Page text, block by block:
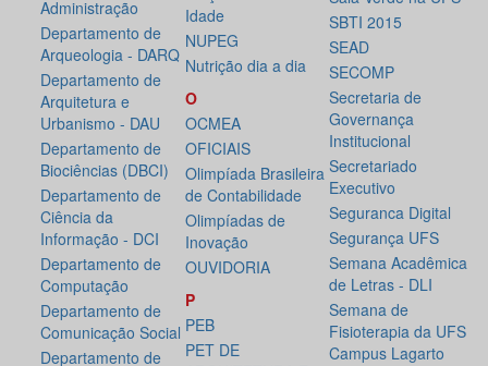
Administração
Departamento de
Arqueologia - DARQ
Departamento de
Arquitetura e
Urbanismo - DAU
Departamento de
Biociências (DBCI)
Departamento de
Ciência da
Informação - DCI
Departamento de
Computação
Departamento de
Comunicação Social
Departamento de
Idade
NUPEG
Nutrição dia a dia
O
OCMEA
OFICIAIS
Olimpíada Brasileira
de Contabilidade
Olimpíadas de
Inovação
OUVIDORIA
P
PEB
PET DE
SBTI 2015
SEAD
SECOMP
Secretaria de
Governança
Institucional
Secretariado
Executivo
Seguranca Digital
Segurança UFS
Semana Acadêmica
de Letras - DLI
Semana de
Fisioterapia da UFS
Campus Lagarto